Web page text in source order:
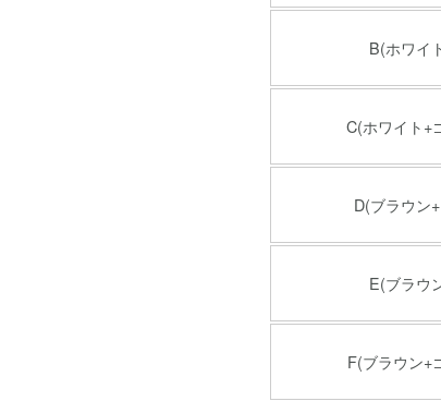
B(ホワイ
C(ホワイト+
D(ブラウン
E(ブラウ
F(ブラウン+